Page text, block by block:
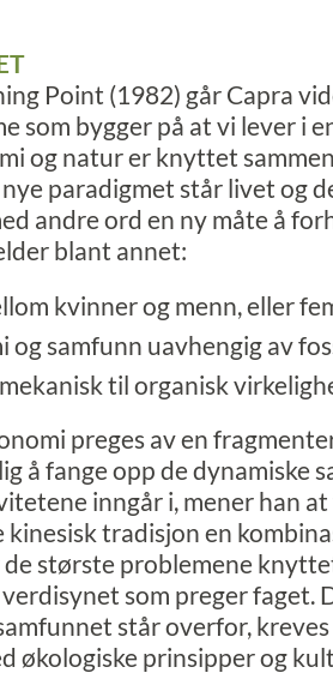
Point (1982) går Capra
som bygger på at vi lever i
og natur er knyttet
paradigmet står livet og
andre ord en ny måte å
blant annet:
kvinner og menn, eller
og samfunn uavhengig av
til organisk
preges av en
å fange opp de dynamiske
inngår i, mener han
tradisjon en
de største problemene
som preger faget.
står overfor,
økologiske prinsipper og